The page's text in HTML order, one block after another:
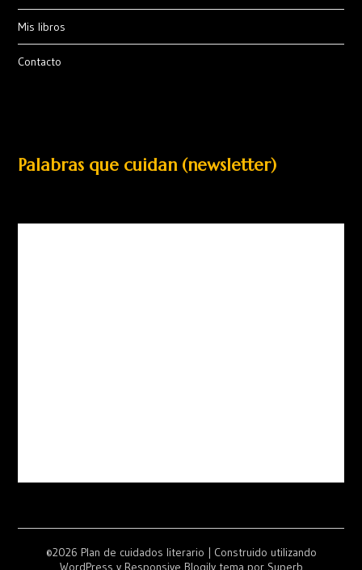
Mis libros
Contacto
Palabras que cuidan (newsletter)
©2026 Plan de cuidados literario | Construido utilizando
WordPress y Responsive Blogilytema por Superb